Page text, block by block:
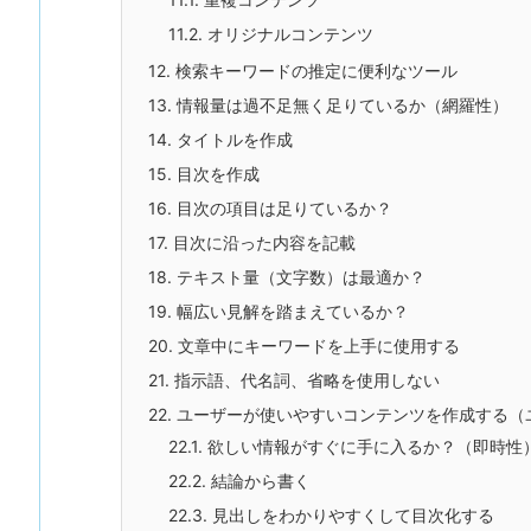
11.2. オリジナルコンテンツ
12. 検索キーワードの推定に便利なツール
13. 情報量は過不足無く足りているか（網羅性）
14. タイトルを作成
15. 目次を作成
16. 目次の項目は足りているか？
17. 目次に沿った内容を記載
18. テキスト量（文字数）は最適か？
19. 幅広い見解を踏まえているか？
20. 文章中にキーワードを上手に使用する
21. 指示語、代名詞、省略を使用しない
22. ユーザーが使いやすいコンテンツを作成する（
22.1. 欲しい情報がすぐに手に入るか？（即時性）
22.2. 結論から書く
22.3. 見出しをわかりやすくして目次化する